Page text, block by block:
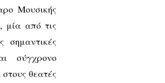
Μουσικής
μία από τις
σημαντικές
σύγχρονο
θεατές